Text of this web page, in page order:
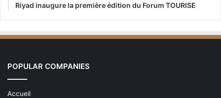
Riyad inaugure la première édition du Forum TOURISE
POPULAR COMPANIES
Accueil